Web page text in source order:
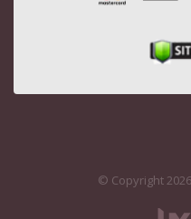
© Copyright